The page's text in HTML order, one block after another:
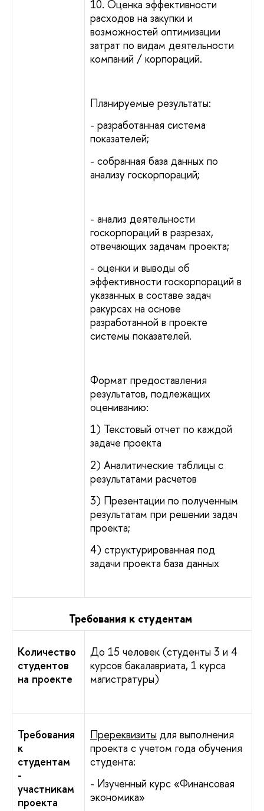
10. Оценка эффективности
расходов на закупки и
возможностей оптимизации
затрат по видам деятельности
компаний / корпораций.
Планируемые результаты:
- разработанная система
показателей;
- собранная база данных по
анализу госкорпораций;
- анализ деятельности
госкорпораций в разрезах,
отвечающих задачам проекта;
- оценки и выводы об
эффективности госкорпораций в
указанных в составе задач
ракурсах на основе
разработанной в проекте
системы показателей.
Формат предоставления
результатов, подлежащих
оцениванию:
1) Текстовый отчет по каждой
задаче проекта
2) Аналитические таблицы с
результатами расчетов
3) Презентации по полученным
результатам при решении задач
проекта;
4) структурированная под
задачи проекта база данных
Требования к студентам
Количество
студентов
на проекте
До 15 человек (студенты 3 и 4
курсов бакалавриата, 1 курса
магистратуры)
Требования
к
студентам
-
участникам
проекта
Пререквизиты для выполнения
проекта с учетом года обучения
студента:
- Изученный курс «Финансовая
экономика»